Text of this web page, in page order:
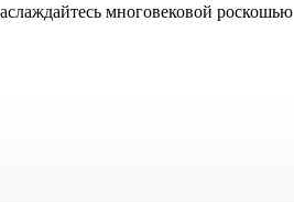
многовековой роскошью